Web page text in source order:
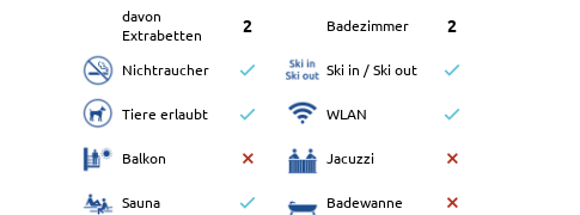
davon
Extrabetten
2 Badezimmer 2
Nichtraucher Ski in / Ski out
Tiere erlaubt WLAN
Balkon Jacuzzi
Sauna Badewanne